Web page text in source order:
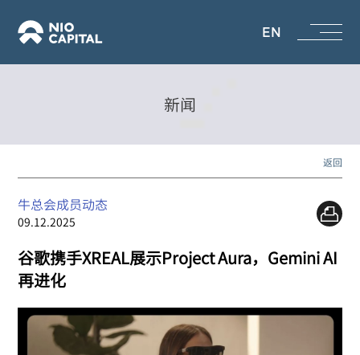
EN
新闻
返回
牛总会成员动态
09.12.2025
谷歌携手XREAL展示Project Aura，Gemini AI
再进化